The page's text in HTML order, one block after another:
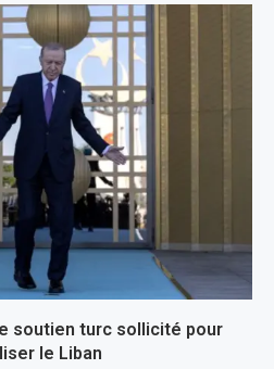
soutien turc sollicité pour
le Liban